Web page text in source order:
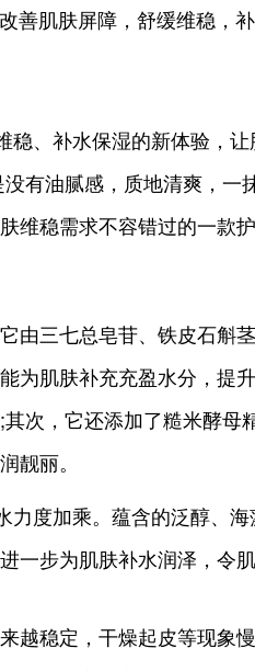
善肌肤屏障，舒缓维稳，
、补水保湿的新体验，让
有油腻感，质地清爽，一
稳需求不容错过的一款护
三七总皂苷、铁皮石斛
为肌肤补充充盈水分，提
次，它还添加了糙米酵母
靓丽。
度加乘。蕴含的泛醇、海
步为肌肤补水润泽，令肌
稳定，干燥起皮等现象慢